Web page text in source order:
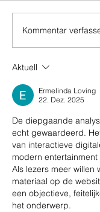
Kommentar
Aktuell
Ermelinda Loving
22. Dez. 2025
De diepgaande
echt gewaardeerd.
van interactieve
modern
Als lezers meer willen
materiaal op de
een objectieve,
het onderwerp.